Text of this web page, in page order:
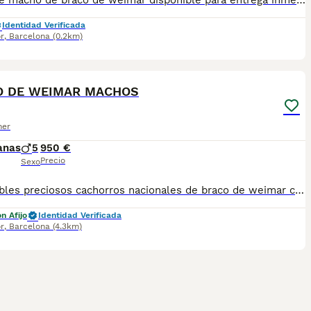
Identidad Verificada
, Barcelona (0.2km)
DE WEIMAR MACHOS
5
Sexo
950 €
Precio
Disponibles preciosos cachorros nacionales de braco de weimar criados en nuestras instalaciones, en un ambiente familiar y responsable. Nuestros cachorros se entregan con cartilla de primera vacunación, vacunas correspondientes a su edad, desparasitados interna y externamente, y con microchip implantado y dado de alta. Además, realizamos un contrato de garantía que incluye: • Garantía vírica de 15 días. • Garantía congénita de 1 año. Desde la fecha de entrega del cachorro. Nos comprometemos al 100% con la salud, el bienestar y el cuidado de nuestros pequeños. Disponemos de Núcleo Zoológico Para más información, imágenes o cualquier consulta sin compromiso, pueden contactar con nosotros en los teléfonos: CRISTINA 📞 722 788 399 📞 932 514 529
Afijo
Identidad Verificada
, Barcelona (4.3km)